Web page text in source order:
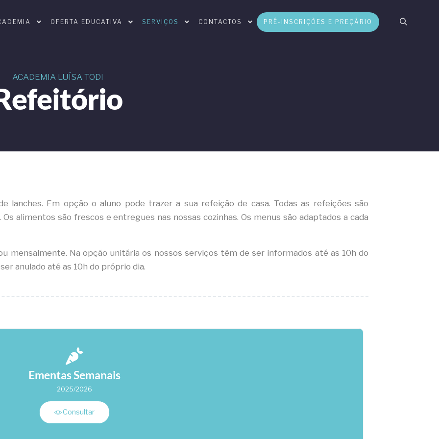
OFERTA EDUCATIVA SERVIÇOS CONTACTOS PRÉ-INSCRIÇÕES E PREÇÁRIO
ACADEMIA LUÍSA TODI
Em opção o aluno pode trazer a sua refeição de casa. Todas as refeições são
alimentos são frescos e entregues nas nossas cozinhas. Os menus são adaptados a cada
mensalmente. Na opção unitária os nossos serviços têm de ser informados até as 10h do
anulado até as 10h do próprio dia.
Ementas Semanais
2025/2026
Consultar